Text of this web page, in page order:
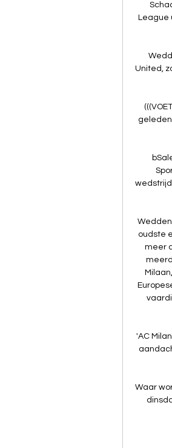
League
United,
Wedden
oudste
meer
'AC
Waar